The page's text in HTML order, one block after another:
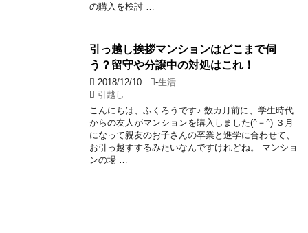
の購入を検討 …
引っ越し挨拶マンションはどこまで伺
う？留守や分譲中の対処はこれ！
2018/12/10 -生活
引越し
こんにちは、ふくろうです♪ 数カ月前に、学生時代
からの友人がマンションを購入しました(^－^) ３月
になって親友のお子さんの卒業と進学に合わせて、
お引っ越すするみたいなんですけれどね。 マンショ
ンの場 …